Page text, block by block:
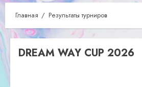
Главная Результаты турниров
DREAM WAY CUP 2026